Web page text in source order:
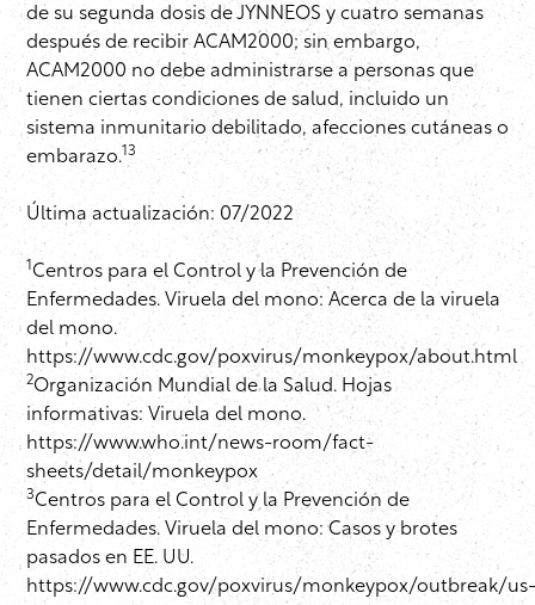
de su segunda dosis de JYNNEOS y cuatro semanas
después de recibir ACAM2000; sin embargo,
ACAM2000 no debe administrarse a personas que
tienen ciertas condiciones de salud, incluido un
sistema inmunitario debilitado, afecciones cutáneas o
embarazo. 13
Última actualización: 07/2022
Centros para el Control y la Prevención de
Enfermedades. Viruela del mono: Acerca de la viruela
del mono.
https://www.cdc.gov/poxvirus/monkeypox/about.html
2Organización Mundial de la Salud. Hojas
informativas: Viruela del mono.
https://www.who.int/news-room/fact-
sheets/detail/monkeypox
3Centros para el Control y la Prevención de
Enfermedades. Viruela del mono: Casos y brotes
pasados en EE. UU.
https://www.cdc.gov/poxvirus/monkeypox/outbreak/us-